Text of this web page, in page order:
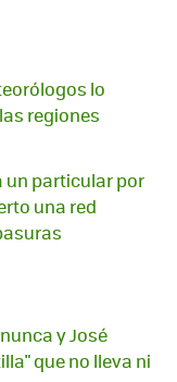
lo
regiones
un particular por
una red
y José
que no lleva ni